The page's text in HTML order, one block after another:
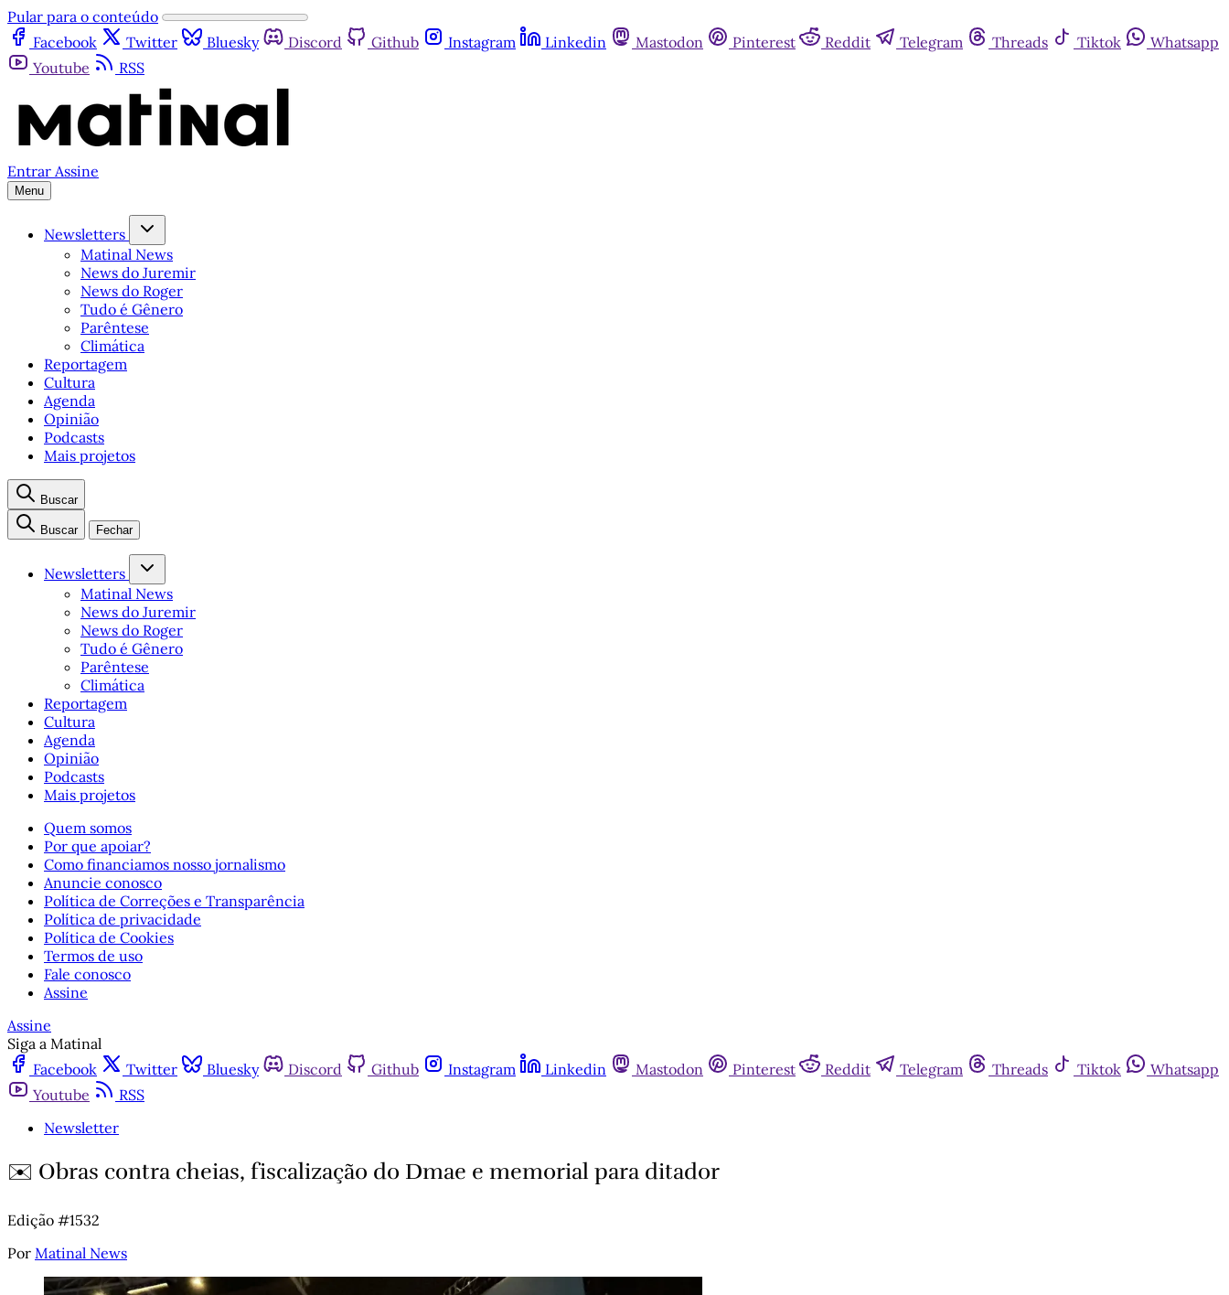
Pular para o conteúdo
Facebook
Twitter Bluesky Discord Github Instagram Linkedin Mastodon Pinterest Reddit Telegram Threads Tiktok
Whatsapp
Youtube
RSS
Entrar Assine
Menu
Newsletters
Matinal News
News do Juremir
News do Roger
Tudo é Gênero
Parêntese
Climática
Reportagem
Cultura
Agenda
Opinião
Podcasts
Mais projetos
Buscar
Buscar Fechar
Newsletters
Matinal News
News do Juremir
News do Roger
Tudo é Gênero
Parêntese
Climática
Reportagem
Cultura
Agenda
Opinião
Podcasts
Mais projetos
Quem somos
Por que apoiar?
Como financiamos nosso jornalismo
Anuncie conosco
Política de Correções e Transparência
Política de privacidade
Política de Cookies
Termos de uso
Fale conosco
Assine
Assine
Siga a Matinal
Facebook
Twitter Bluesky Discord Github Instagram Linkedin Mastodon Pinterest Reddit Telegram Threads Tiktok
Whatsapp
Youtube
RSS
Newsletter
✉️ Obras contra cheias, fiscalização do Dmae e memorial para ditador
Edição #1532
Por Matinal News